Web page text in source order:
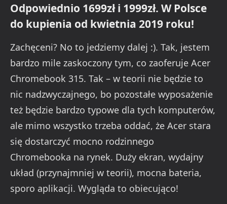
Odpowiednio 1699zł i 1999zł. W Polsce
do kupienia od kwietnia 2019 roku!
Zachęceni? No to jedziemy dalej :). Tak, jestem
bardzo mile zaskoczony tym, co zaoferuje Acer
Chromebook 315. Tak – w teorii nie będzie to
nic nadzwyczajnego, bo pozostałe wyposażenie
też będzie bardzo typowe dla tych komputerów,
ale mimo wszystko trzeba oddać, że Acer stara
się dostarczyć mocno rodzinnego
Chromebooka na rynek. Duży ekran, wydajny
układ (przynajmniej w teorii), mocna bateria,
sporo aplikacji. Wygląda to obiecująco!